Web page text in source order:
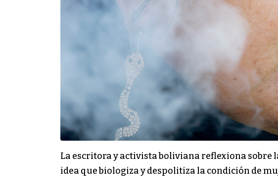
La escritora y activista boliviana reflexiona
idea que biologiza y despolitiza la condición de